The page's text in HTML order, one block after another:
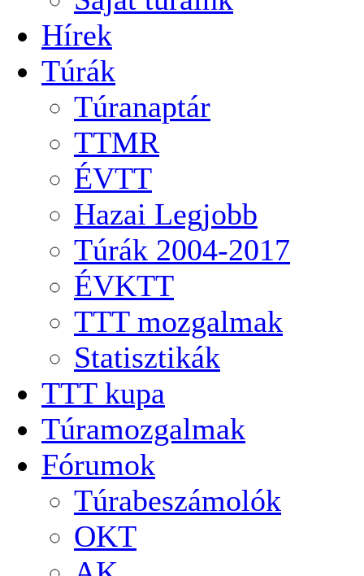
Hírek
Túrák
Túranaptár
TTMR
ÉVTT
Hazai Legjobb
Túrák 2004-2017
ÉVKTT
TTT mozgalmak
Statisztikák
TTT kupa
Túramozgalmak
Fórumok
Túrabeszámolók
OKT